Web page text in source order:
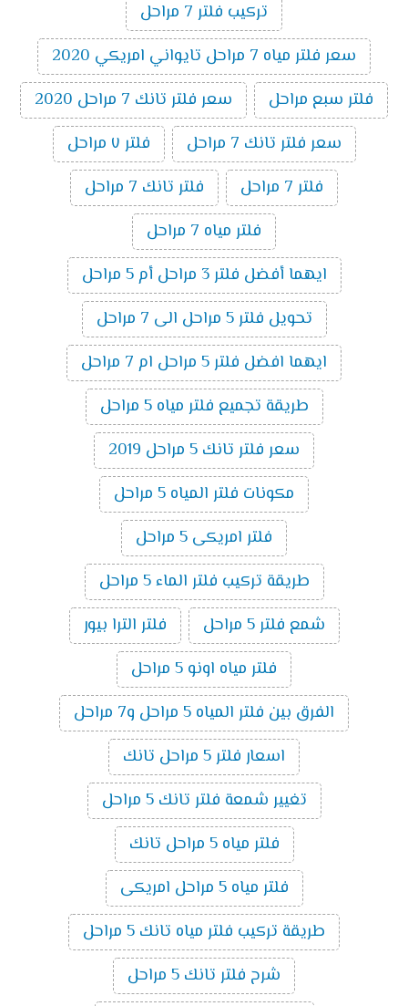
تركيب فلتر 7 مراحل
سعر فلتر مياه 7 مراحل تايواني امريكي 2020
فلتر سبع مراحل
سعر فلتر تانك 7 مراحل 2020
سعر فلتر تانك 7 مراحل
فلتر ٧ مراحل
فلتر 7 مراحل
فلتر تانك 7 مراحل
فلتر مياه 7 مراحل
ايهما أفضل فلتر 3 مراحل أم 5 مراحل
تحويل فلتر 5 مراحل الى 7 مراحل
ايهما افضل فلتر 5 مراحل ام 7 مراحل
طريقة تجميع فلتر مياه 5 مراحل
سعر فلتر تانك 5 مراحل 2019
مكونات فلتر المياه 5 مراحل
فلتر امريكى 5 مراحل
طريقة تركيب فلتر الماء 5 مراحل
شمع فلتر 5 مراحل
فلتر الترا بيور
فلتر مياه اونو 5 مراحل
الفرق بين فلتر المياه 5 مراحل و7 مراحل
اسعار فلتر 5 مراحل تانك
تغيير شمعة فلتر تانك 5 مراحل
فلتر مياه 5 مراحل تانك
فلتر مياه 5 مراحل امريكى
طريقة تركيب فلتر مياه تانك 5 مراحل
شرح فلتر تانك 5 مراحل